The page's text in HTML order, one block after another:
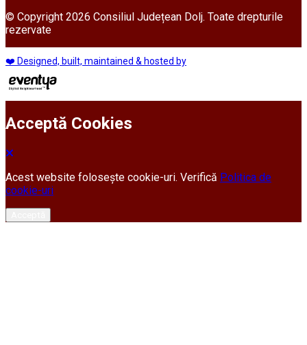
© Copyright 2026 Consiliul Județean Dolj. Toate drepturile
rezervate
❤️ Designed, built, maintained & hosted by
Acceptă Cookies
Acest website folosește cookie-uri. Verifică Politica de
cookie-uri